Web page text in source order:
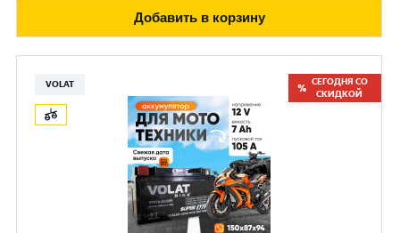
Добавить в корзину
VOLAT
СЕГОДНЯ СО
СКИДКОЙ